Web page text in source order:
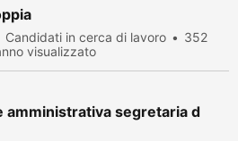
Candidati in cerca di lavoro
352
visualizzato
amministrativa segretaria d